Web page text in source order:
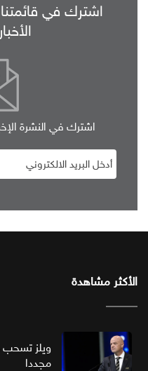
اشترك في
اشترك في النشرة
الأكثر مشاهدة
ويلز تسحب
مجددا